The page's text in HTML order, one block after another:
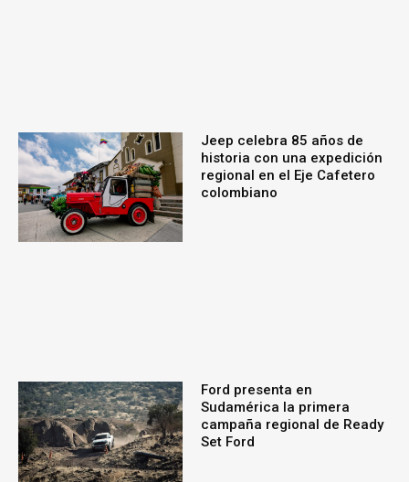
Jeep celebra 85 años de
historia con una expedición
regional en el Eje Cafetero
colombiano
Ford presenta en
Sudamérica la primera
campaña regional de Ready
Set Ford